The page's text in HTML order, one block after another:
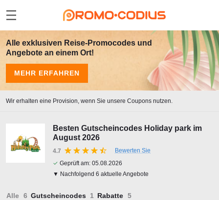
Alle exklusiven Reise-Promocodes und
Angebote an einem Ort!
MEHR ERFAHREN
Wir erhalten eine Provision, wenn Sie unsere Coupons nutzen.
Besten Gutscheincodes Holiday park im
August 2026
4.7
Bewerten Sie
✓ Geprüft am: 05.08.2026
▼ Nachfolgend 6 aktuelle Angebote
Alle Gutscheincodes Rabatte